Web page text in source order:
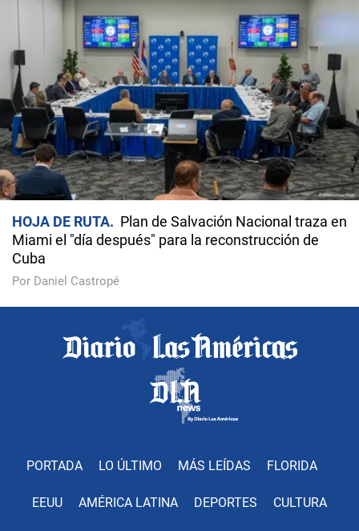
HOJA DE RUTA
Plan de Salvación Nacional traza en
Miami el "día después" para la reconstrucción de
Cuba
Por Daniel Castropé
PORTADA LO ÚLTIMO MÁS LEÍDAS FLORIDA
EEUU AMÉRICA LATINA DEPORTES CULTURA